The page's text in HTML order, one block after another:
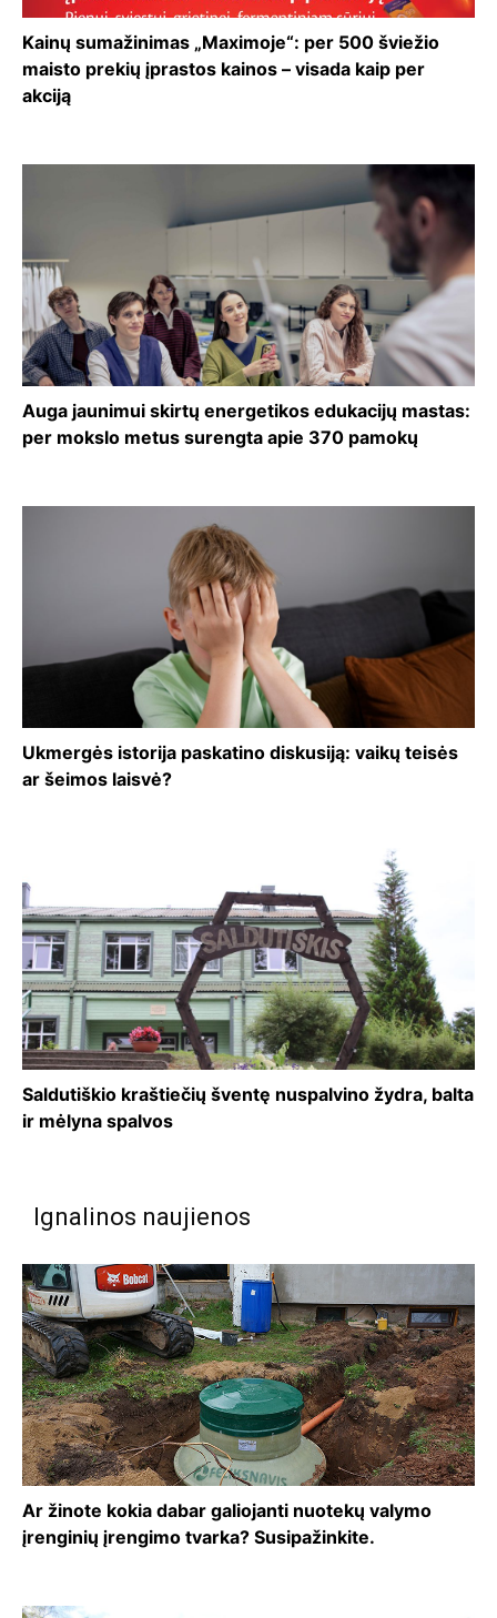
Kainų sumažinimas „Maximoje“: per 500 šviežio
maisto prekių įprastos kainos – visada kaip per
akciją
Auga jaunimui skirtų energetikos edukacijų mastas:
per mokslo metus surengta apie 370 pamokų
Ukmergės istorija paskatino diskusiją: vaikų teisės
ar šeimos laisvė?
Saldutiškio kraštiečių šventę nuspalvino žydra, balta
ir mėlyna spalvos
Ignalinos naujienos
Ar žinote kokia dabar galiojanti nuotekų valymo
įrenginių įrengimo tvarka? Susipažinkite.